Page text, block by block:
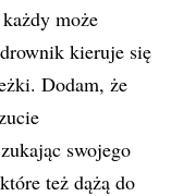
może
kieruje się
Dodam, że
swojego
też dążą do